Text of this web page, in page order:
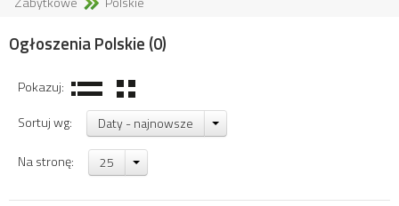
Ogłoszenia Polskie (0)
Pokazuj:
Sortuj wg:
Daty - najnowsze
Na stronę: 25